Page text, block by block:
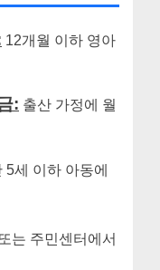
12개월 이하 영아
: 출산 가정에 월
5세 이하 아동에
또는 주민센터에서